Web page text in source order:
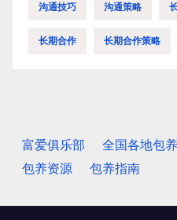
沟通技巧 沟通策略
长期合作 长期合作策略
富爱俱乐部 全国各地包
包养资源
包养指南